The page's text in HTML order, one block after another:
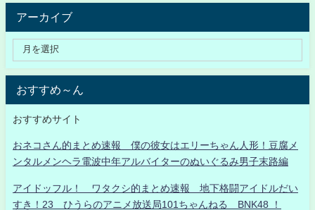
アーカイブ
おすすめ～ん
おすすめサイト
おネコさん的まとめ速報 僕の彼女はエリーちゃん人形！豆腐メ
ンタルメンヘラ電波中年アルバイターのぬいぐるみ男子末路編
アイドッフル！ ワタクシ的まとめ速報 地下格闘アイドルだい
すき！23 ひうらのアニメ放送局101ちゃんねる BNK48 ！